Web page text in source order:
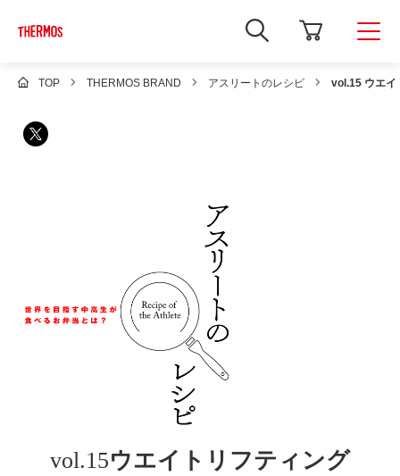
新
し
ィ
TOP THERMOS BRAND アスリートのレシピ vol.15 ウエイ
vol.15ウエイトリフティング